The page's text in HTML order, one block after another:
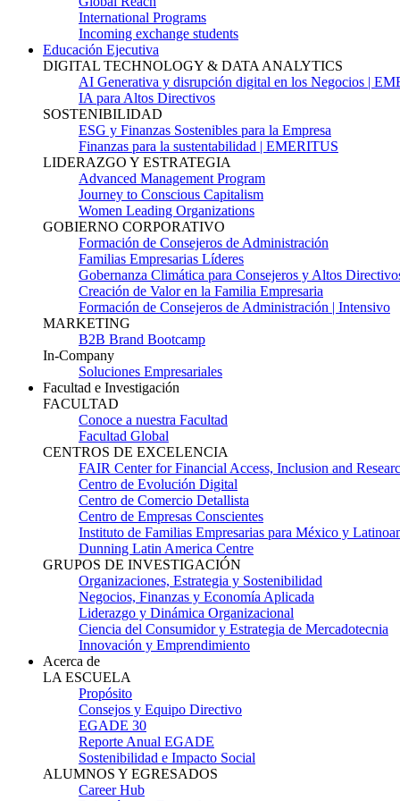
International Programs
Incoming exchange students
Educación Ejecutiva
DIGITAL TECHNOLOGY & DATA ANALYTICS
AI Generativa y disrupción digital en los Negocios |
IA para Altos Directivos
SOSTENIBILIDAD
ESG y Finanzas Sostenibles para la Empresa
Finanzas para la sustentabilidad | EMERITUS
LIDERAZGO Y ESTRATEGIA
Advanced Management Program
Journey to Conscious Capitalism
Women Leading Organizations
GOBIERNO CORPORATIVO
Formación de Consejeros de Administración
Familias Empresarias Líderes
Gobernanza Climática para Consejeros y Altos
Creación de Valor en la Familia Empresaria
Formación de Consejeros de Administración | Intensivo
MARKETING
B2B Brand Bootcamp
In-Company
Soluciones Empresariales
Facultad e Investigación
FACULTAD
Conoce a nuestra Facultad
Facultad Global
CENTROS DE EXCELENCIA
FAIR Center for Financial Access, Inclusion and
Centro de Evolución Digital
Centro de Comercio Detallista
Centro de Empresas Conscientes
Instituto de Familias Empresarias para México y
Dunning Latin America Centre
GRUPOS DE INVESTIGACIÓN
Organizaciones, Estrategia y Sostenibilidad
Negocios, Finanzas y Economía Aplicada
Liderazgo y Dinámica Organizacional
Ciencia del Consumidor y Estrategia de Mercadotecnia
Innovación y Emprendimiento
Acerca de
LA ESCUELA
Propósito
Consejos y Equipo Directivo
EGADE 30
Reporte Anual EGADE
Sostenibilidad e Impacto Social
ALUMNOS Y EGRESADOS
Career Hub